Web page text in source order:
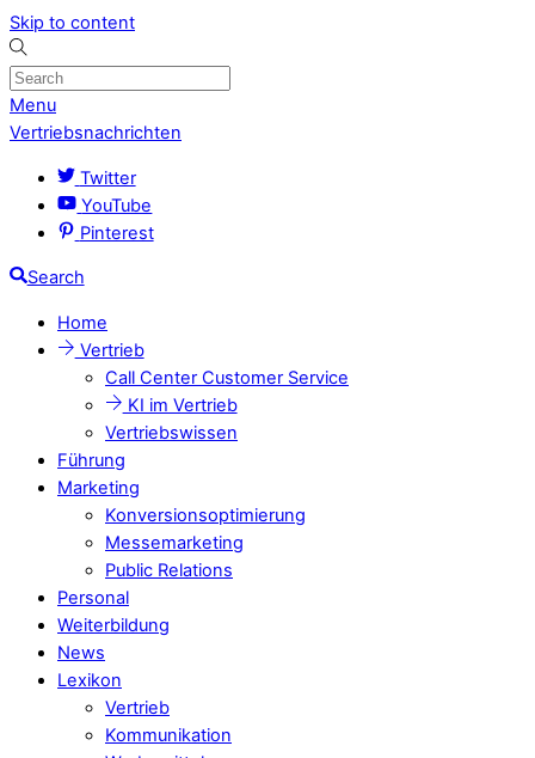
Skip to content
Menu
Vertriebsnachrichten
Twitter
YouTube
Pinterest
Search
Home
Vertrieb
Call Center Customer Service
KI im Vertrieb
Vertriebswissen
Führung
Marketing
Konversionsoptimierung
Messemarketing
Public Relations
Personal
Weiterbildung
News
Lexikon
Vertrieb
Kommunikation